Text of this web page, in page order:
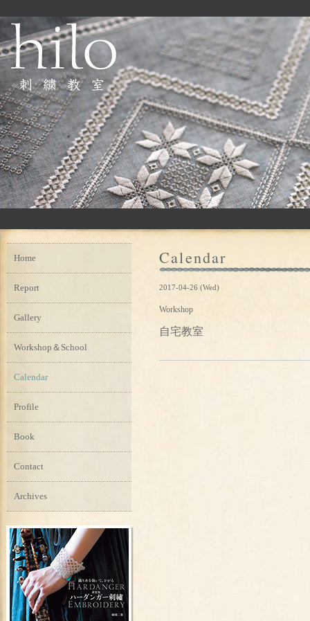
Calendar
2017-04-26 (Wed)
Workshop
自宅教室
Home
Report
Gallery
Workshop＆School
Calendar
Profile
Book
Contact
Archives